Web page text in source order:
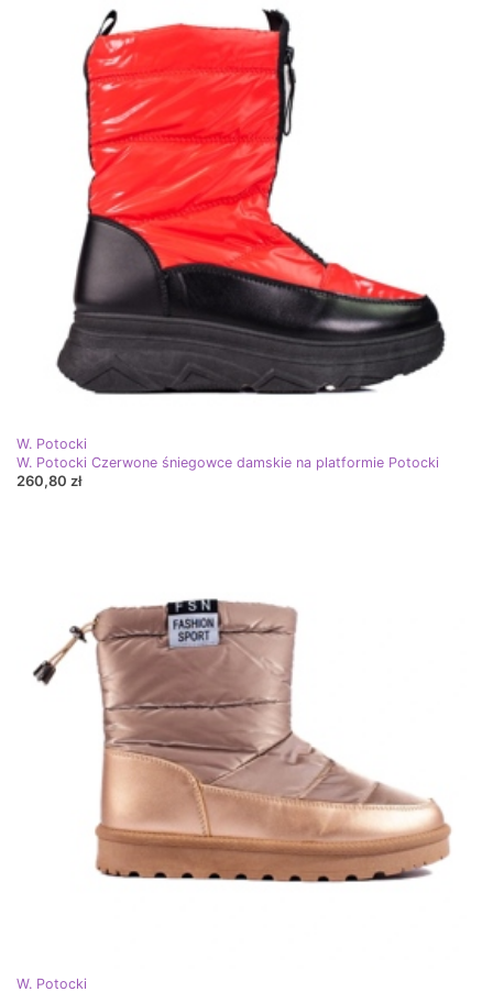
W. Potocki
W. Potocki Czerwone śniegowce damskie na platformie Potocki
260,80 zł
W. Potocki